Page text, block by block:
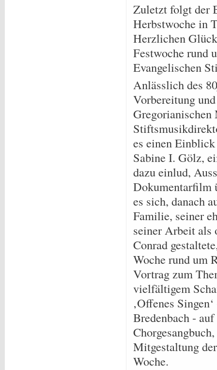
Zuletzt folgt der
Herbstwoche in
Herzlichen
Festwoche rund
Evangelischen
Anlässlich des
Vorbereitung
Gregorianischen
es einen
Sabine I. Gölz,
dazu einlud,
Dokumentarfilm
es sich, danach
Familie, seiner
seiner Arbeit als
Conrad
Woche rund um
Vortrag zum
vielfältigem
‚Offenes
Bredenbach -
Mitgestaltung
Woche.